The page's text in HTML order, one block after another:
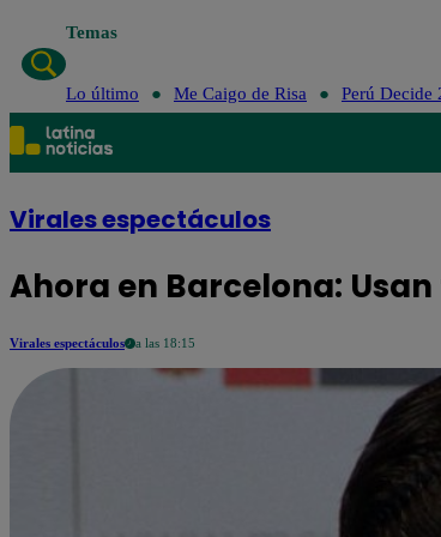
Temas
Lo último Me Caigo de Risa Perú Decide
Virales espectáculos
Ahora en Barcelona:
Virales espectáculos a las 18:15